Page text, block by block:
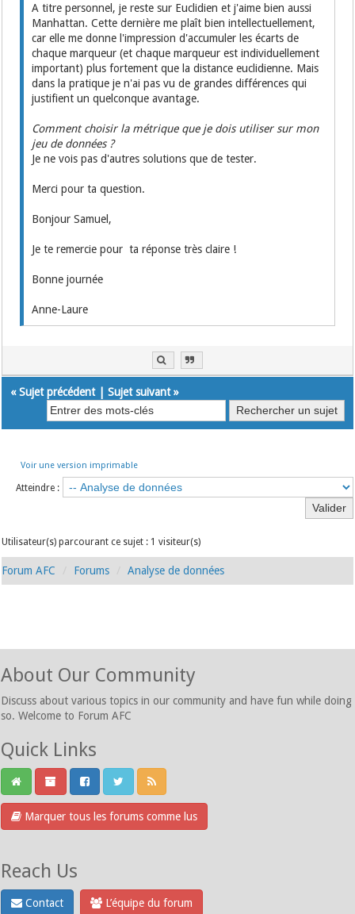
A titre personnel, je reste sur Euclidien et j'aime bien aussi
Manhattan. Cette dernière me plaît bien intellectuellement,
car elle me donne l'impression d'accumuler les écarts de
chaque marqueur (et chaque marqueur est individuellement
important) plus fortement que la distance euclidienne. Mais
dans la pratique je n'ai pas vu de grandes différences qui
justifient un quelconque avantage.
Comment choisir la métrique que je dois utiliser sur mon
jeu de données ?
Je ne vois pas d'autres solutions que de tester.
Merci pour ta question.
Bonjour Samuel,
Je te remercie pour ta réponse très claire !
Bonne journée
Anne-Laure
«Sujet précédent|Sujet suivant»
Voir une version imprimable
Atteindre :
Utilisateur(s) parcourant ce sujet : 1 visiteur(s)
Forum AFC Forums Analyse de données
About Our Community
Discuss about various topics in our community and have fun while doing
so. Welcome to Forum AFC
Quick Links
Marquer tous les forums comme lus
Reach Us
Contact L’équipe du forum